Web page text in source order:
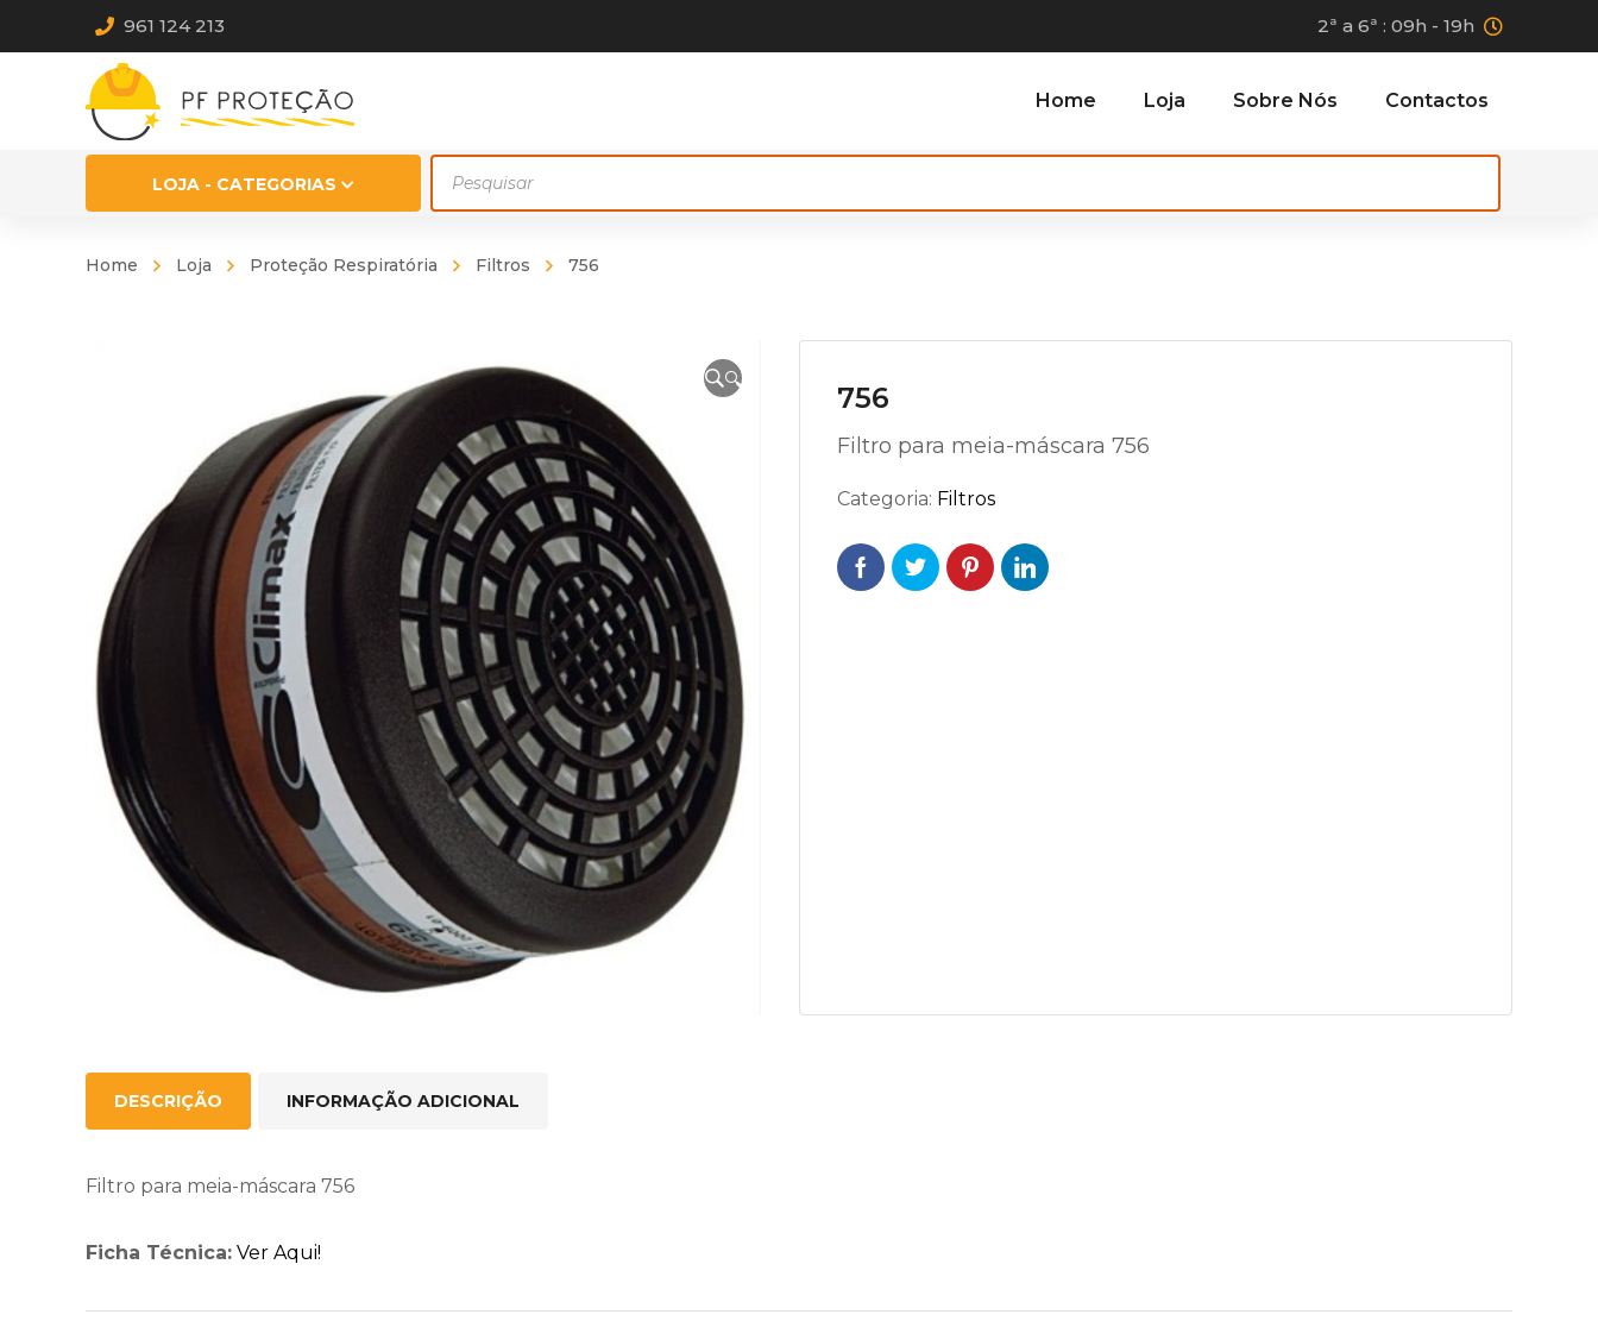
961 124 213 2ª a 6ª : 09h - 19h
Home Loja Sobre Nós Contactos
LOJA - CATEGORIAS
search
Home Loja Proteção Respiratória Filtros 756
🔍
756
Filtro para meia-máscara 756
Categoria: Filtros
DESCRIÇÃO INFORMAÇÃO ADICIONAL
Filtro para meia-máscara 756
Ficha Técnica: Ver Aqui!